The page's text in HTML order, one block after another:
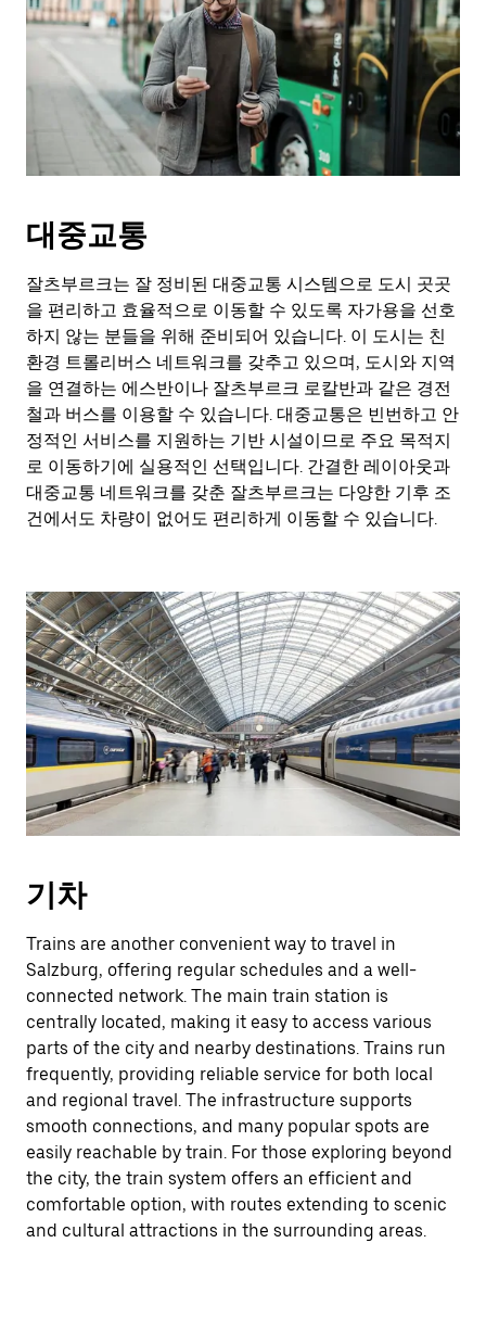
대중교통
잘츠부르크는 잘 정비된 대중교통 시스템으로 도시 곳곳
을 편리하고 효율적으로 이동할 수 있도록 자가용을 선호
하지 않는 분들을 위해 준비되어 있습니다. 이 도시는 친
환경 트롤리버스 네트워크를 갖추고 있으며, 도시와 지역
을 연결하는 에스반이나 잘츠부르크 로칼반과 같은 경전
철과 버스를 이용할 수 있습니다. 대중교통은 빈번하고 안
정적인 서비스를 지원하는 기반 시설이므로 주요 목적지
로 이동하기에 실용적인 선택입니다. 간결한 레이아웃과
대중교통 네트워크를 갖춘 잘츠부르크는 다양한 기후 조
건에서도 차량이 없어도 편리하게 이동할 수 있습니다.
기차
Trains are another convenient way to travel in
Salzburg, offering regular schedules and a well-
connected network. The main train station is
centrally located, making it easy to access various
parts of the city and nearby destinations. Trains run
frequently, providing reliable service for both local
and regional travel. The infrastructure supports
smooth connections, and many popular spots are
easily reachable by train. For those exploring beyond
the city, the train system offers an efficient and
comfortable option, with routes extending to scenic
and cultural attractions in the surrounding areas.